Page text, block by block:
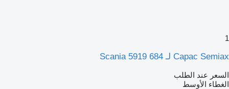
1
Capac Semiax لـ Scania 5919 684
السعر عند الطلب
الغطاء الأوسط